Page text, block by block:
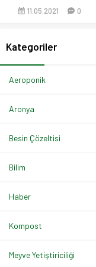
11.05.2021 0
Kategoriler
Aeroponik
Aronya
Besin Çözeltisi
Bilim
Haber
Kompost
Meyve Yetiştiriciliği